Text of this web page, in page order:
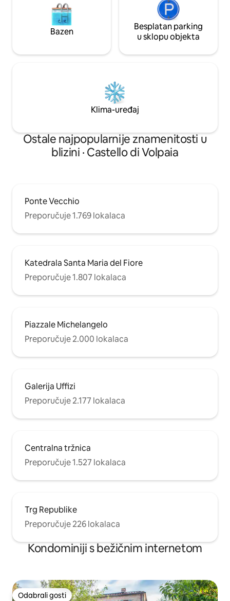
Bazen
Besplatan parking
u sklopu objekta
Klima-uređaj
Ostale najpopularnije znamenitosti u
blizini · Castello di Volpaia
Ponte Vecchio
Preporučuje 1.769 lokalaca
Katedrala Santa Maria del Fiore
Preporučuje 1.807 lokalaca
Piazzale Michelangelo
Preporučuje 2.000 lokalaca
Galerija Uffizi
Preporučuje 2.177 lokalaca
Centralna tržnica
Preporučuje 1.527 lokalaca
Trg Republike
Preporučuje 226 lokalaca
Kondominiji s bežičnim internetom
Odabrali gosti